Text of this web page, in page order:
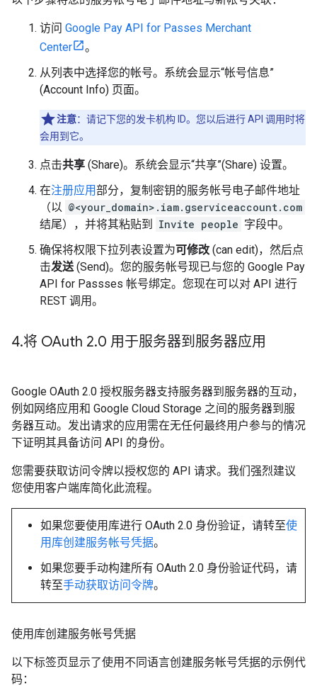
访问 Google Pay API for Passes Merchant
Center
。
从列表中选择您的帐号。系统会显示“帐号信息”
(Account Info) 页面。
注意：请记下您的发卡机构 ID。您以后进行 API 调用时将
会用到它。
点击共享 (Share)。系统会显示“共享”(Share) 设置。
在注册应用部分，复制密钥的服务帐号电子邮件地址
（以 @<your_domain>.iam.gserviceaccount.com
结尾），并将其粘贴到
Invite people 字段中。
确保将权限下拉列表设置为可修改 (can edit)，然后点
击发送(Send)。您的服务帐号现已与您的 Google Pay
API for Passses 帐号绑定。您现在可以对 API 进行
REST 调用。
4.将 OAuth 2.0 用于服务器到服务器应用
Google OAuth 2.0 授权服务器支持服务器到服务器的互动，
例如网络应用和 Google Cloud Storage 之间的服务器到服
务器互动。发出请求的应用需在无任何最终用户参与的情况
下证明其具备访问 API 的身份。
您需要获取访问令牌以授权您的 API 请求。我们强烈建议
您使用客户端库简化此流程。
如果您要使用库进行 OAuth 2.0 身份验证，请转至使
用库创建服务帐号凭据。
如果您要手动构建所有 OAuth 2.0 身份验证代码，请
转至手动获取访问令牌。
使用库创建服务帐号凭据
以下标签页显示了使用不同语言创建服务帐号凭据的示例代
码：